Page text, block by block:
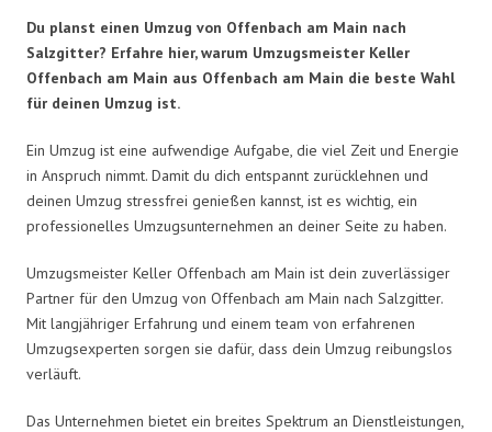
Du planst einen Umzug von Offenbach am Main nach
Salzgitter? Erfahre hier, warum Umzugsmeister Keller
Offenbach am Main aus Offenbach am Main die beste Wahl
für deinen Umzug ist.
Ein Umzug ist eine aufwendige Aufgabe, die viel Zeit und Energie
in Anspruch nimmt. Damit du dich entspannt zurücklehnen und
deinen Umzug stressfrei genießen kannst, ist es wichtig, ein
professionelles Umzugsunternehmen an deiner Seite zu haben.
Umzugsmeister Keller Offenbach am Main ist dein zuverlässiger
Partner für den Umzug von Offenbach am Main nach Salzgitter.
Mit langjähriger Erfahrung und einem team von erfahrenen
Umzugsexperten sorgen sie dafür, dass dein Umzug reibungslos
verläuft.
Das Unternehmen bietet ein breites Spektrum an Dienstleistungen,